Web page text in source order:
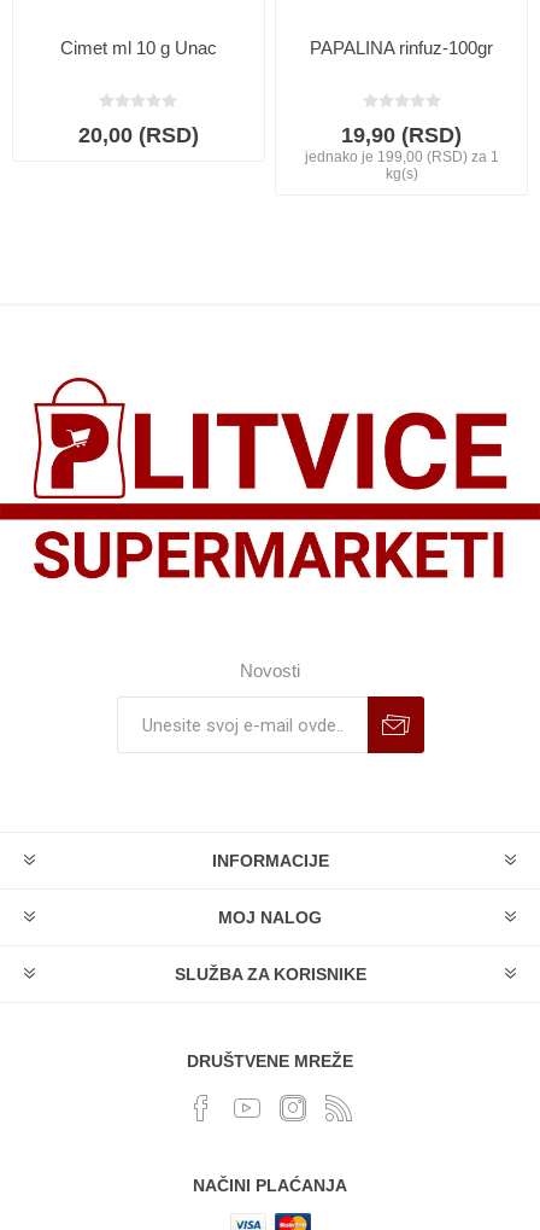
Cimet ml 10 g Unac
20,00 (RSD)
PAPALINA rinfuz-100gr
19,90 (RSD)
jednako je 199,00 (RSD) za 1
kg(s)
Novosti
INFORMACIJE
MOJ NALOG
SLUŽBA ZA KORISNIKE
DRUŠTVENE MREŽE
NAČINI PLAĆANJA